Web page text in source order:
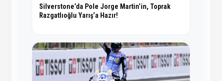
Silverstone’da Pole Jorge Martin’in, Toprak
Razgatlıoğlu Yarış’a Hazır!